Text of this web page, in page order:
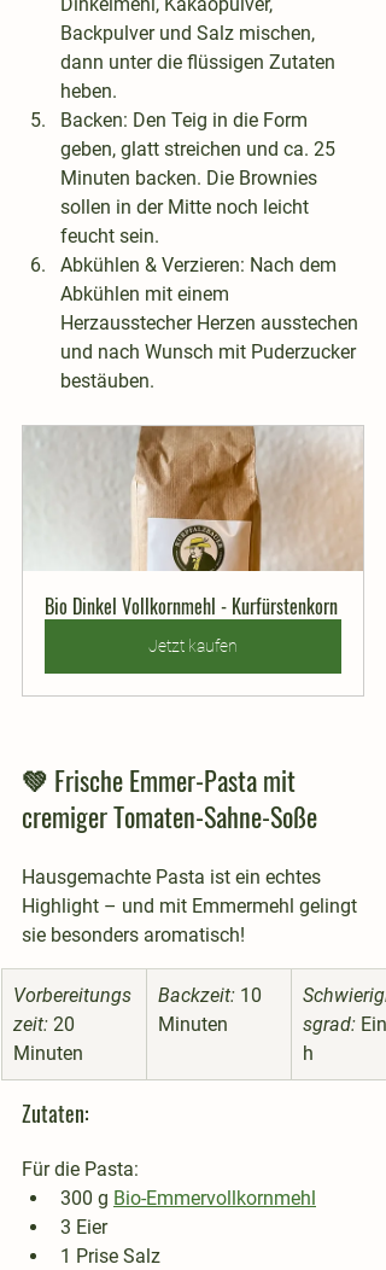
Backpulver und Salz mischen,
dann unter die flüssigen Zutaten
heben.
Backen: Den Teig in die Form
geben, glatt streichen und ca. 25
Minuten backen. Die Brownies
sollen in der Mitte noch leicht
feucht sein.
Abkühlen & Verzieren: Nach dem
Abkühlen mit einem
Herzausstecher Herzen ausstechen
und nach Wunsch mit Puderzucker
bestäuben.
Bio Dinkel Vollkornmehl - Kurfürstenkorn
Jetzt kaufen
💚 Frische Emmer-Pasta mit
cremiger Tomaten-Sahne-Soße
Hausgemachte Pasta ist ein echtes
Highlight – und mit Emmermehl gelingt
sie besonders aromatisch!
Vorbereitungs
zeit: 20
Minuten
Backzeit: 10
Minuten
sgrad:
h
Zutaten:
Für die Pasta:
300 g Bio-Emmervollkornmehl
3 Eier
1 Prise Salz